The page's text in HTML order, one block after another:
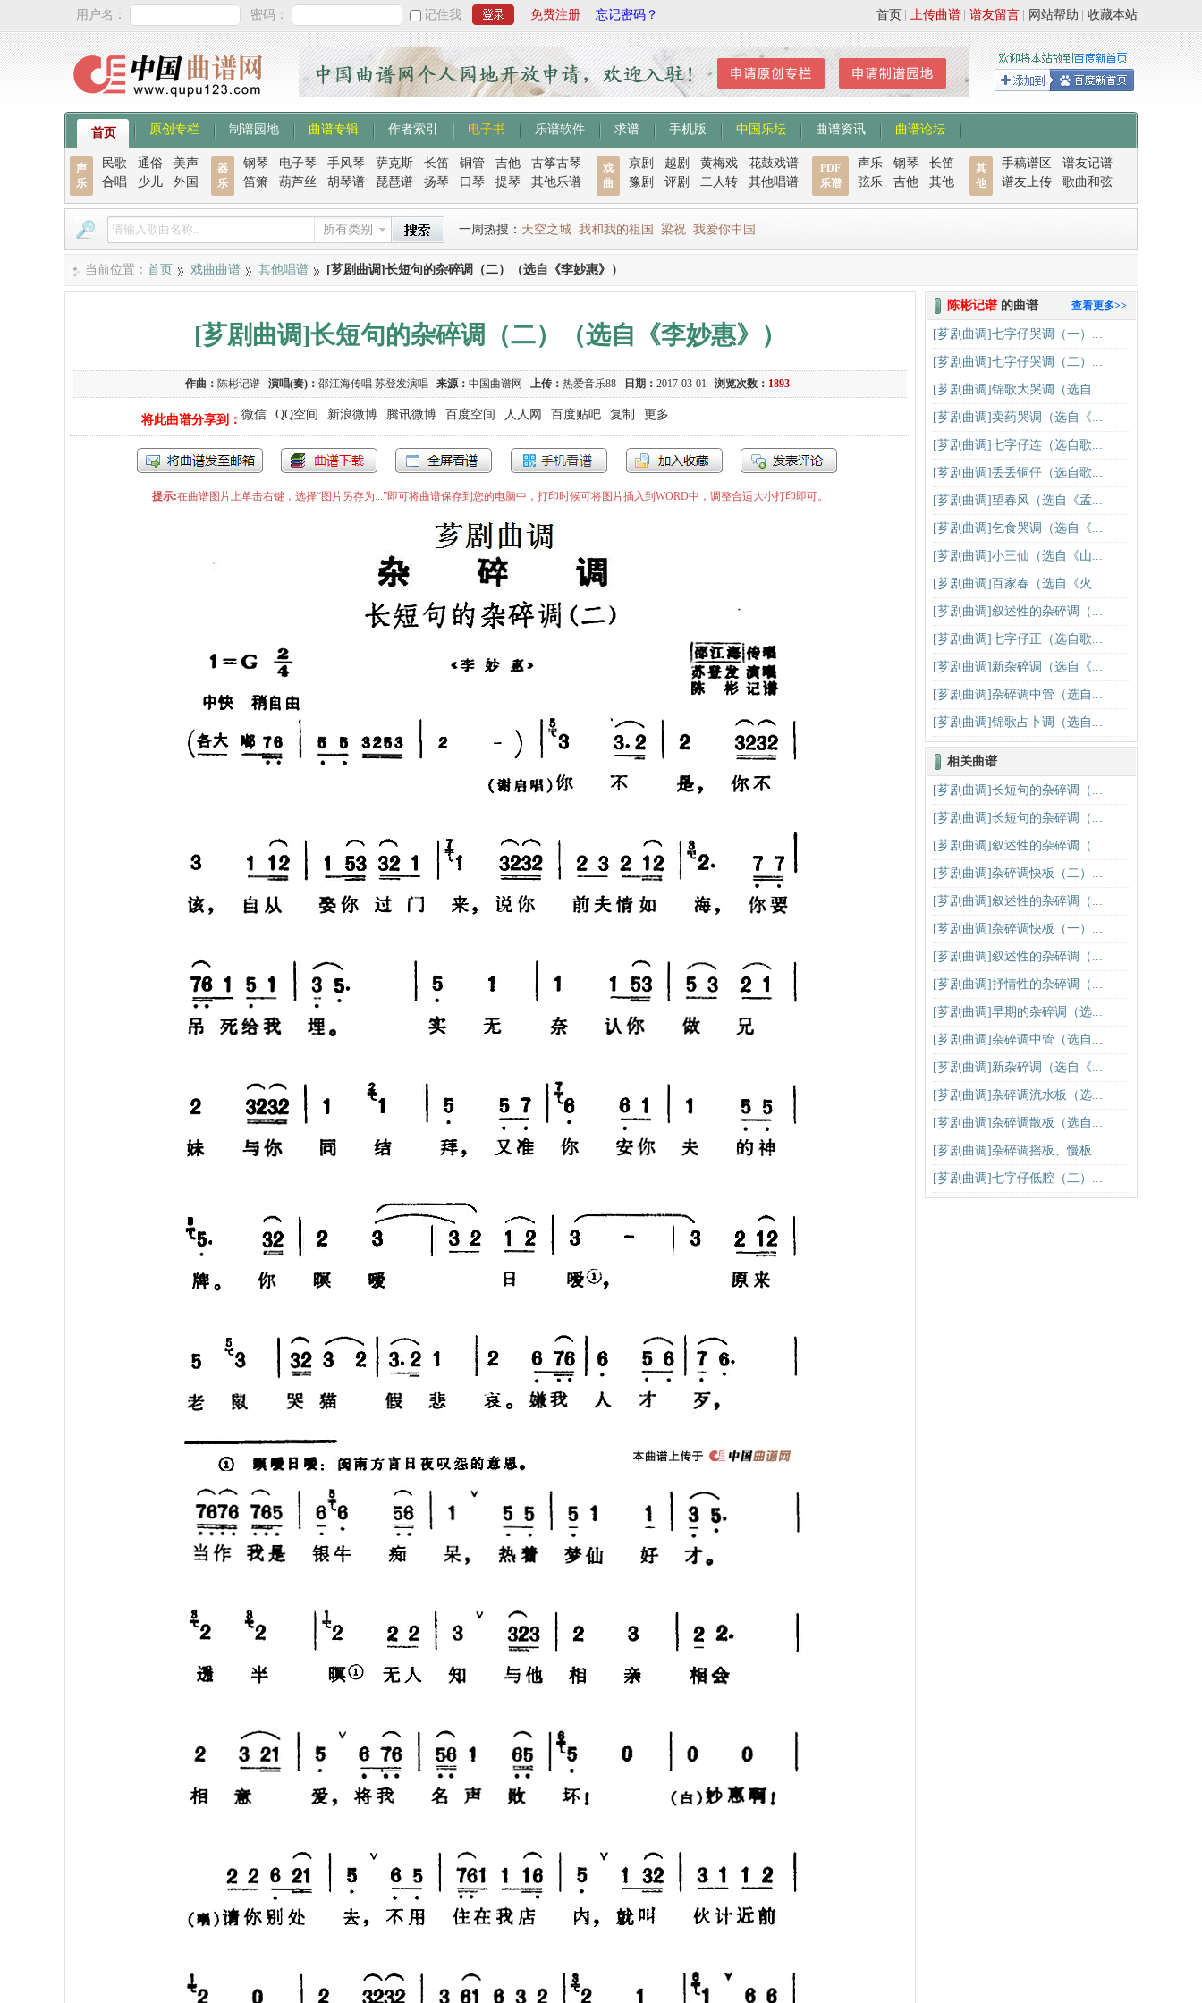
用户名： 密码： 记住我 免费注册 忘记密码？ 收藏本站
网站帮助
谱友留言
上传曲谱
首页
首页 原创专栏 制谱园地 曲谱专辑 作者索引 电子书 乐谱软件 求谱 手机版 中国乐坛 曲谱资讯 曲谱论坛
声
乐
民歌 通俗
美声
合唱
少儿 外国
器
乐
钢琴 电子琴 手风琴 萨克斯 长笛 铜管 吉他
古筝古琴
笛箫
葫芦丝 胡琴谱 琵琶谱 扬琴 口琴 提琴 其他乐谱
戏
曲
京剧 越剧 黄梅戏
花鼓戏谱
豫剧
评剧 二人转 其他唱谱
PDF
乐谱
声乐 钢琴
长笛
弦乐
吉他 其他
其
他
手稿谱区
谱友记谱
谱友上传
歌曲和弦
所有类别 一周热搜： 天空之城 我和我的祖国 梁祝 我爱你中国
当前位置： 首页 戏曲曲谱 其他唱谱 [芗剧曲调]长短句的杂碎调（二）（选自《李妙惠》）
[芗剧曲调]长短句的杂碎调（二）（选自《李妙惠》）
作曲： 陈彬记谱 演唱(奏)： 邵江海传唱 苏登发演唱 来源： 中国曲谱网 上传： 热爱音乐88 日期： 2017-03-01 浏览次数： 1893
将此曲谱分享到： 微信 QQ空间 新浪微博 腾讯微博 百度空间 人人网 百度贴吧 复制 更多
提示:在曲谱图片上单击右键，选择“图片另存为...”即可将曲谱保存到您的电脑中，打印时候可将图片插入到WORD中，调整合适大小打印即可。
查看更多>>
陈彬记谱的曲谱
[芗剧曲调]七字仔哭调（一）...
[芗剧曲调]七字仔哭调（二）...
[芗剧曲调]锦歌大哭调（选自...
[芗剧曲调]卖药哭调（选自《...
[芗剧曲调]七字仔连（选自歌...
[芗剧曲调]丢丢铜仔（选自歌...
[芗剧曲调]望春风（选自《孟...
[芗剧曲调]乞食哭调（选自《...
[芗剧曲调]小三仙（选自《山...
[芗剧曲调]百家春（选自《火...
[芗剧曲调]叙述性的杂碎调（...
[芗剧曲调]七字仔正（选自歌...
[芗剧曲调]新杂碎调（选自《...
[芗剧曲调]杂碎调中管（选自...
[芗剧曲调]锦歌占卜调（选自...
相关曲谱
[芗剧曲调]长短句的杂碎调（...
[芗剧曲调]长短句的杂碎调（...
[芗剧曲调]叙述性的杂碎调（...
[芗剧曲调]杂碎调快板（二）...
[芗剧曲调]叙述性的杂碎调（...
[芗剧曲调]杂碎调快板（一）...
[芗剧曲调]叙述性的杂碎调（...
[芗剧曲调]抒情性的杂碎调（...
[芗剧曲调]早期的杂碎调（选...
[芗剧曲调]杂碎调中管（选自...
[芗剧曲调]新杂碎调（选自《...
[芗剧曲调]杂碎调流水板（选...
[芗剧曲调]杂碎调散板（选自...
[芗剧曲调]杂碎调摇板、慢板...
[芗剧曲调]七字仔低腔（二）...